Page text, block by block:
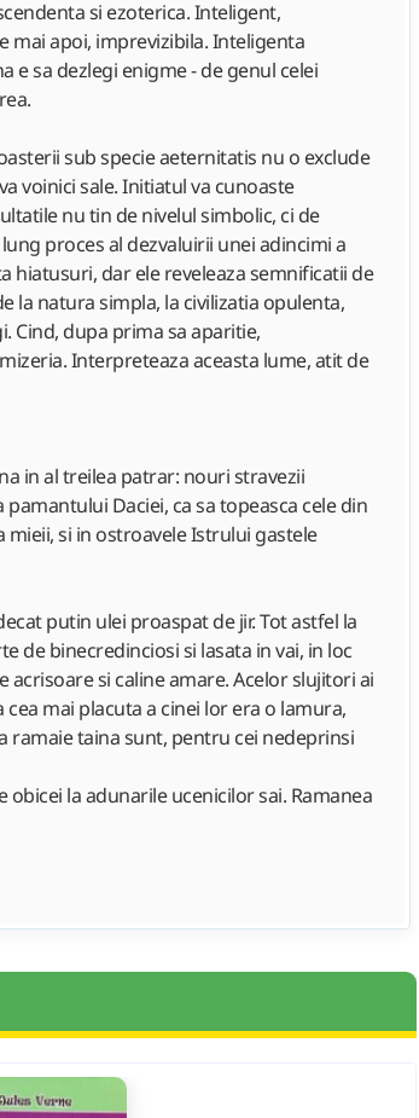
si ezoterica. Inteligent,
mai apoi, imprevizibila. Inteligenta
e sa dezlegi enigme - de genul celei
sub specie aeternitatis nu o exclude
voinici sale. Initiatul va cunoaste
nu tin de nivelul simbolic, ci de
proces al dezvaluirii unei adincimi a
hiatusuri, dar ele reveleaza semnificatii de
la natura simpla, la civilizatia opulenta,
Cind, dupa prima sa aparitie,
Interpreteaza aceasta lume, atit de
in al treilea patrar: nouri stravezii
Daciei, ca sa topeasca cele din
si in ostroavele Istrului gastele
putin ulei proaspat de jir. Tot astfel la
de binecredinciosi si lasata in vai, in loc
si caline amare. Acelor slujitori ai
mai placuta a cinei lor era o lamura,
ramaie taina sunt, pentru cei nedeprinsi
la adunarile ucenicilor sai. Ramanea